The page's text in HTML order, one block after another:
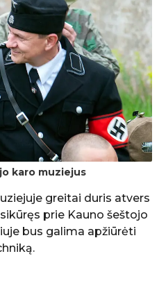
karo muziejus
greitai duris atvers
prie Kauno šeštojo
bus galima apžiūrėti